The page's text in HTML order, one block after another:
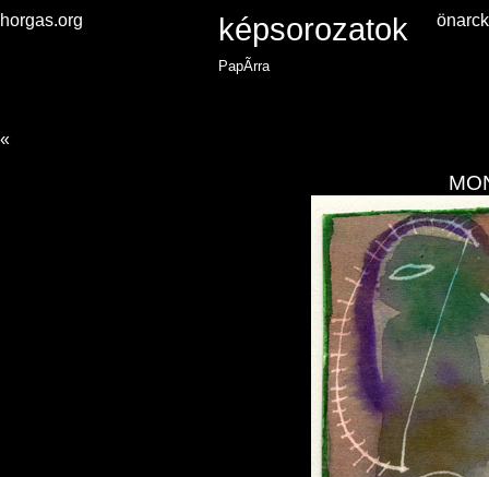
horgas.org képsorozatok
PapÃ­rra
«